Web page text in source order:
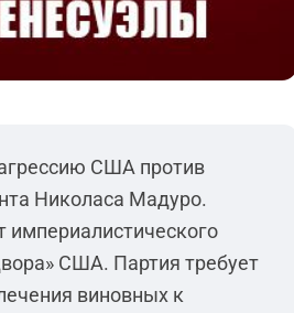
США против
Николаса Мадуро.
империалистического
США. Партия требует
виновных к